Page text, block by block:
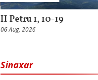
II Petru 1, 10-19
06 Aug, 2026
Sinaxar